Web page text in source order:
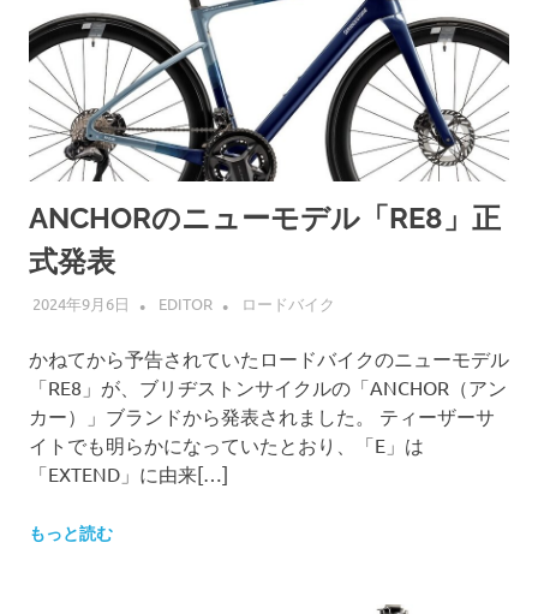
ANCHORのニューモデル「RE8」正
式発表
2024年9月6日 EDITOR ロードバイク
かねてから予告されていたロードバイクのニューモデル
「RE8」が、ブリヂストンサイクルの「ANCHOR（アン
カー）」ブランドから発表されました。 ティーザーサ
イトでも明らかになっていたとおり、「E」は
「EXTEND」に由来[…]
もっと読む